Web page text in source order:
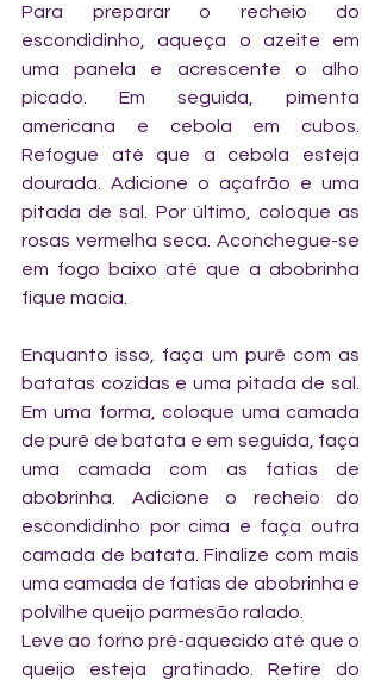
Para preparar o recheio do
escondidinho, aqueça o azeite em
uma panela e acrescente o alho
picado. Em seguida, pimenta
americana e cebola em cubos.
Refogue até que a cebola esteja
dourada. Adicione o açafrão e uma
pitada de sal. Por último, coloque as
rosas vermelha seca. Aconchegue-se
em fogo baixo até que a abobrinha
fique macia.
Enquanto isso, faça um purê com as
batatas cozidas e uma pitada de sal.
Em uma forma, coloque uma camada
de purê de batata e em seguida, faça
uma camada com as fatias de
abobrinha. Adicione o recheio do
escondidinho por cima e faça outra
camada de batata. Finalize com mais
uma camada de fatias de abobrinha e
polvilhe queijo parmesão ralado.
Leve ao forno pré-aquecido até que o
queijo esteja gratinado. Retire do